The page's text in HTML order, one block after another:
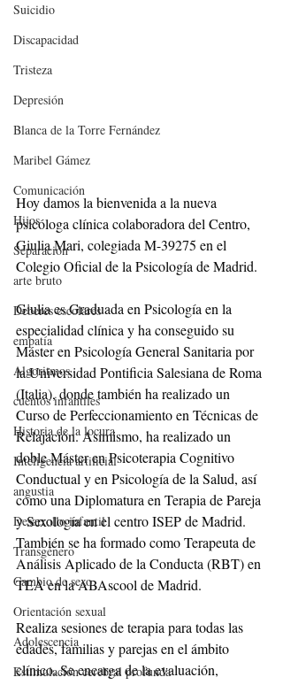
Suicidio
Discapacidad
Tristeza
Depresión
Blanca de la Torre Fernández
Maribel Gámez
Comunicación
Hijos
Separación
arte bruto
Deberes escolares
empatía
Algoritmos
cuentos infantiles
Historia de la locura
Inteligencia artificial
angustia
Desarrollo infantil
Transgénero
Cambio de sexo
Orientación sexual
Adolescencia
Estimulación cerebral profunda
Hoy damos la bienvenida a la nueva
psicóloga clínica colaboradora del Centro,
Giulia Mari, colegiada M-39275 en el
Colegio Oficial de la Psicología de Madrid.
Giulia es Graduada en Psicología en la
especialidad clínica y ha conseguido su
Máster en Psicología General Sanitaria por
la Universidad Pontificia Salesiana de Roma
(Italia), donde también ha realizado un
Curso de Perfeccionamiento en Técnicas de
Relajación. Asimismo, ha realizado un
doble Máster en Psicoterapia Cognitivo
Conductual y en Psicología de la Salud, así
como una Diplomatura en Terapia de Pareja
y Sexología en el centro ISEP de Madrid.
También se ha formado como Terapeuta de
Análisis Aplicado de la Conducta (RBT) en
TEA en la ABAscool de Madrid.
Realiza sesiones de terapia para todas las
edades, familias y parejas en el ámbito
clínico. Se encarga de la evaluación,